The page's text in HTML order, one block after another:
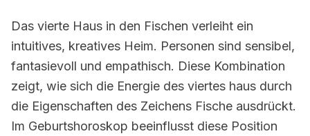
Das vierte Haus in den Fischen verleiht ein
intuitives, kreatives Heim. Personen sind sensibel,
fantasievoll und empathisch. Diese Kombination
zeigt, wie sich die Energie des viertes haus durch
die Eigenschaften des Zeichens Fische ausdrückt.
Im Geburtshoroskop beeinflusst diese Position